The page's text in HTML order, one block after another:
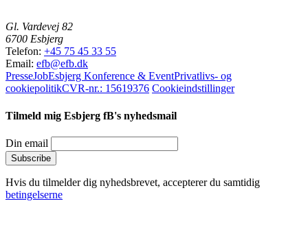
Gl. Vardevej 82
6700 Esbjerg
Telefon: +45 75 45 33 55
Email: efb@efb.dk
PresseJobEsbjerg Konference & EventPrivatlivs- og
cookiepolitikCVR-nr.: 15619376 Cookieindstillinger
Tilmeld mig Esbjerg fB's nyhedsmail
Din email
Hvis du tilmelder dig nyhedsbrevet, accepterer du samtidig
betingelserne